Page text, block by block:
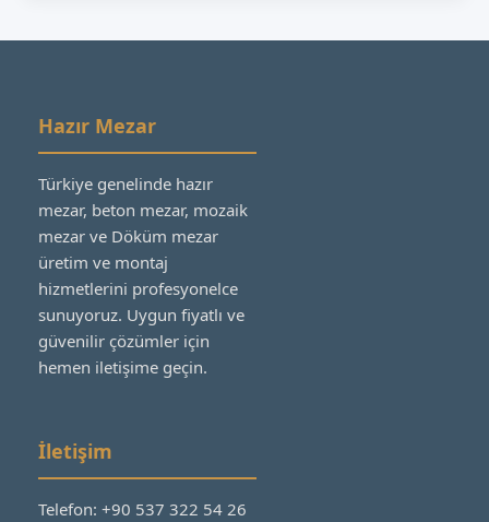
Hazır Mezar
Türkiye genelinde hazır
mezar, beton mezar, mozaik
mezar ve Döküm mezar
üretim ve montaj
hizmetlerini profesyonelce
sunuyoruz. Uygun fiyatlı ve
güvenilir çözümler için
hemen iletişime geçin.
İletişim
Telefon: +90 537 322 54 26